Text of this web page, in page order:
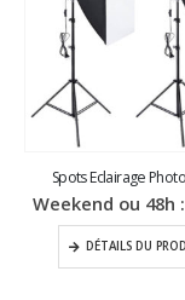
Spots Eclairage
Weekend ou 48h :
DÉTAILS DU